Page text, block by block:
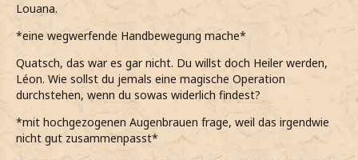
Louana.
*eine wegwerfende Handbewegung mache*
Quatsch, das war es gar nicht. Du willst doch Heiler werden,
Léon. Wie sollst du jemals eine magische Operation
durchstehen, wenn du sowas widerlich findest?
*mit hochgezogenen Augenbrauen frage, weil das irgendwie
nicht gut zusammenpasst*